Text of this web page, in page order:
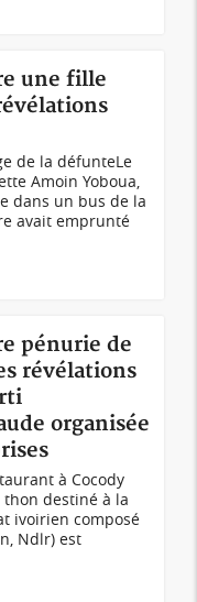
une fille
de la défunte Le
Amoin Yoboua,
dans un bus de la
avait emprunté
pénurie de
révélations
organisée
à Cocody
thon destiné à la
ivoirien composé
Ndlr) est